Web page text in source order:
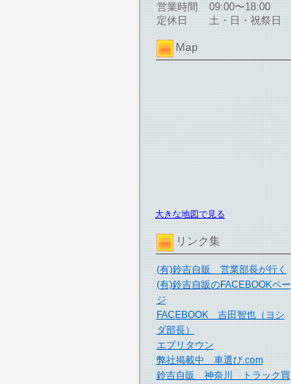
営業時間
09:00〜18:00
定休日
土・日・祝祭日
Map
大きな地図で見る
リンク集
(有)鈴吉自販 営業部長が行く
(有)鈴吉自販のFACEBOOKペー
ジ
FACEBOOK 吉田智也（ヨシ
ダ部長）
エブリタウン
弊社掲載中 車選び.com
鈴吉自販 神奈川 トラック買